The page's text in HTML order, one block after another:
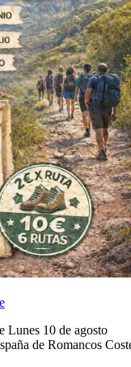
Lunes 10 de agosto
de Romancos